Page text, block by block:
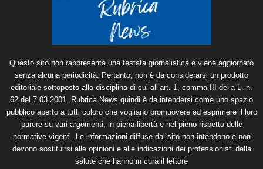
Questo sito non rappresenta una testata giornalistica e viene aggiornato
senza alcuna periodicità. Pertanto, non è da considerarsi un prodotto
editoriale sottoposto alla disciplina di cui all’art. 1, comma III della L. n.
62 del 7.03.2001. Rubrica News quindi è da intendersi come uno spazio
pubblico aperto a tutti coloro che vogliano promuovere ed esprimere il loro
parere su vari argomenti, in piena libertà e nel pieno rispetto delle
normative vigenti. Le informazioni diffuse dal sito non intendono e non
devono sostituirsi alle opinioni e alle indicazioni dei professionisti della
salute che hanno in cura il lettore